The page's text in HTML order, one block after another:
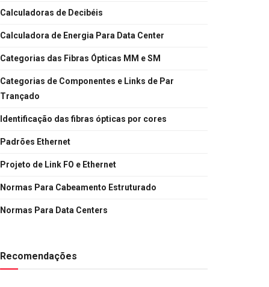
Calculadoras de Decibéis
Calculadora de Energia Para Data Center
Categorias das Fibras Ópticas MM e SM
Categorias de Componentes e Links de Par
Trançado
Identificação das fibras ópticas por cores
Padrões Ethernet
Projeto de Link FO e Ethernet
Normas Para Cabeamento Estruturado
Normas Para Data Centers
Recomendações